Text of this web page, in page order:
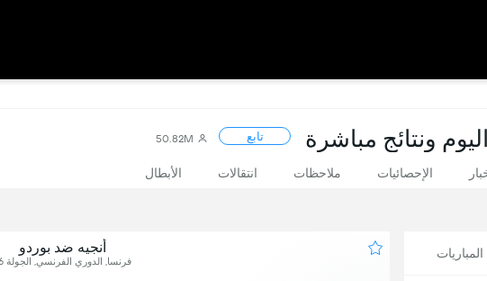
ونتائج مباشرة تابع 50.82M
الإحصائيات ملاحظات انتقالات الأبطال
أنجيه ضد بوردو
فرنسا, الدوري الفرنسي, الجولة 36